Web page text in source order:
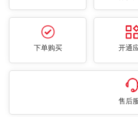
下单购买 开通
售后